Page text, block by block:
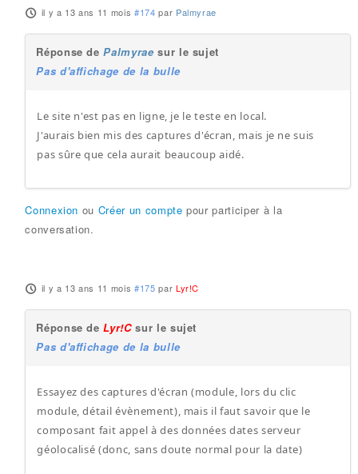
il y a 13 ans 11 mois #174 par Palmyrae
Réponse dePalmyrae sur le sujet
Pas d'affichage de la bulle
Le site n'est pas en ligne, je le teste en local.
J'aurais bien mis des captures d'écran, mais je ne suis
pas sûre que cela aurait beaucoup aidé.
Connexion ou Créer un compte pour participer à la
conversation.
il y a 13 ans 11 mois #175 par Lyr!C
Réponse deLyr!Csur le sujet
Pas d'affichage de la bulle
Essayez des captures d'écran (module, lors du clic
module, détail évènement), mais il faut savoir que le
composant fait appel à des données dates serveur
géolocalisé (donc, sans doute normal pour la date)